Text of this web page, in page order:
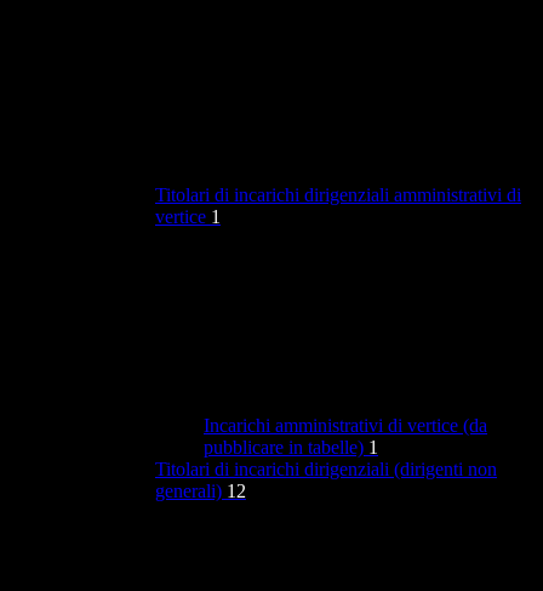
Titolari di incarichi dirigenziali amministrativi di
vertice 1
Incarichi amministrativi di vertice (da
pubblicare in tabelle) 1
Titolari di incarichi dirigenziali (dirigenti non
generali) 12